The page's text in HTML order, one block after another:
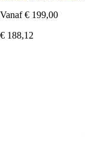
Vanaf € 199,00
€ 188,12